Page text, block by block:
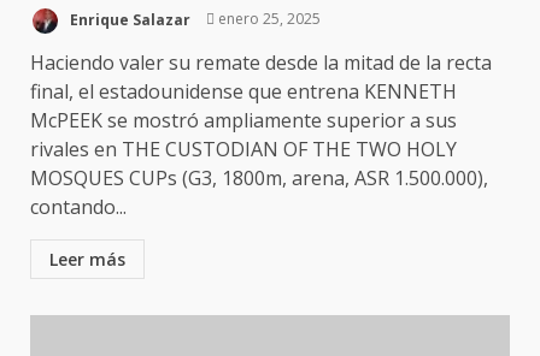
Enrique Salazar enero 25, 2025
Haciendo valer su remate desde la mitad de la recta
final, el estadounidense que entrena KENNETH
McPEEK se mostró ampliamente superior a sus
rivales en THE CUSTODIAN OF THE TWO HOLY
MOSQUES CUPs (G3, 1800m, arena, ASR 1.500.000),
contando...
Leer más